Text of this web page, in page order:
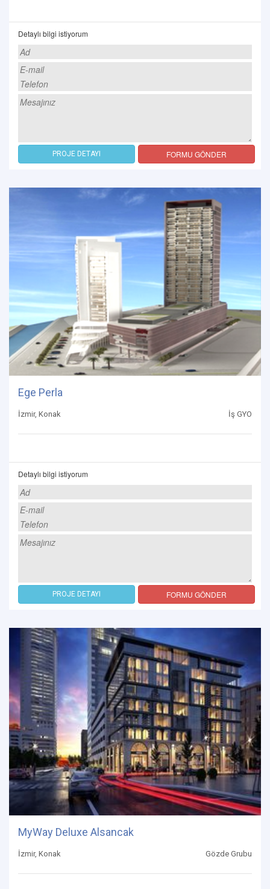
Detaylı bilgi istiyorum
PROJE DETAYI FORMU GÖNDER
Ege Perla
İzmir, Konak İş GYO
Detaylı bilgi istiyorum
PROJE DETAYI FORMU GÖNDER
MyWay Deluxe Alsancak
İzmir, Konak Gözde Grubu